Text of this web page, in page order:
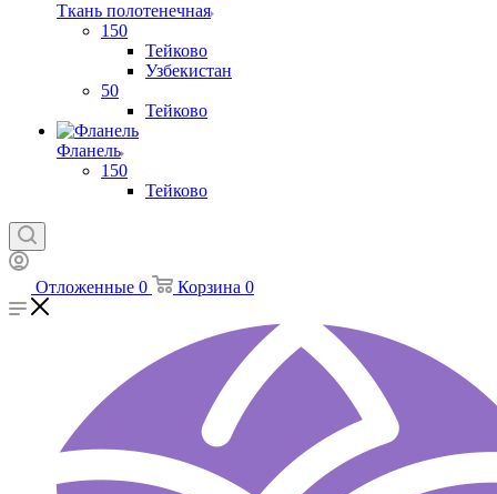
Ткань полотенечная
150
Тейково
Узбекистан
50
Тейково
Фланель
150
Тейково
Отложенные 0 Корзина 0